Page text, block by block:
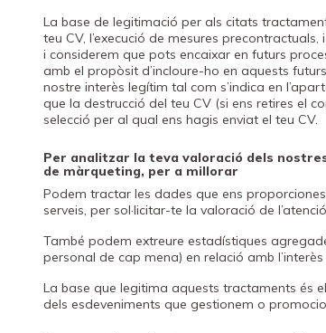
La base de legitimació per als citats
teu CV, l’execució de mesures
i considerem que pots encaixar en futurs
amb el propòsit d’incloure-ho en aquests
nostre interès legítim tal com s’indica en
que la destrucció del teu CV (si ens retires el
selecció per al qual ens hagis enviat el teu CV.
Per analitzar la teva valoració dels
de màrqueting, per a millorar
Podem tractar les dades que ens
serveis, per sol·licitar-te la valoració de
També podem extreure estadístiques
personal de cap mena) en relació amb
La base que legitima aquests tractaments és
dels esdeveniments que gestionem o